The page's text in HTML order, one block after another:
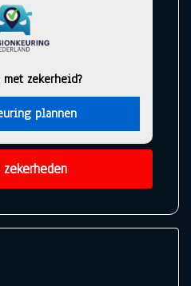
zekerheid?
plannen